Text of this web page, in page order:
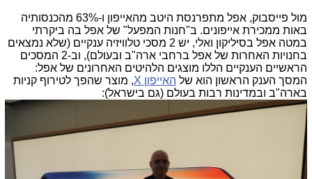
מול פייסבוק, אפל מתפרנסת היטב מהאייפון ו-63% מהכנסותיה
באות ממכירת אייפונים. ב"חנות המפעל" של אפל בה ביקרתי
במטה אפל בסיליקון ואלי, יש 2 מסכי טלוויזיה ענקיים (שלא נמצאים
בחנויות האחרות של אפל ברחבי ארה"ב ובעולם), וב-2 המסכים
הראשיים הענקיים הללו מוצגים הלהיטים האחרונים של אפל:
המסך הענק הראשון הוא של האייפון X
, מוצר שהפך לטירוף קניות
בארה"ב ובמדינות רבות בעולם (גם בישראל):